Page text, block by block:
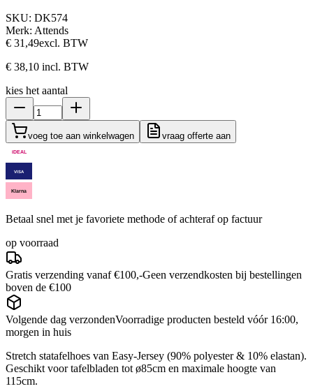
SKU: DK574
Merk: Attends
€ 31,49excl. BTW
€ 38,10 incl. BTW
kies het aantal
voeg toe aan winkelwagen vraag offerte aan
iDEAL
VISA
Klarna
Betaal snel met je favoriete methode of achteraf op factuur
op voorraad
Gratis verzending vanaf €100,-Geen verzendkosten bij bestellingen
boven de €100
Volgende dag verzondenVoorradige producten besteld vóór 16:00,
morgen in huis
Stretch statafelhoes van Easy-Jersey (90% polyester & 10% elastan).
Geschikt voor tafelbladen tot ø85cm en maximale hoogte van
115cm.